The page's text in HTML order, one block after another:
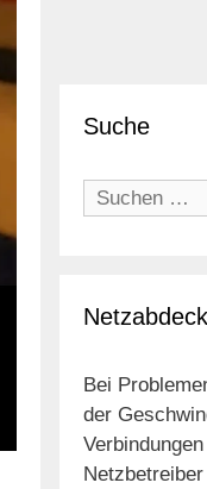
Suche
Suchen
nach:
Bei
der